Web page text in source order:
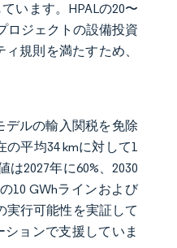
います。HPALの20〜
ロジェクトの設備投資
規則を満たすため、
デルの輸入関税を免除
平均34 kmに対して1
2027年に60%、2030
10 GWhラインおよび
実行可能性を実証して
ョンで支援していま